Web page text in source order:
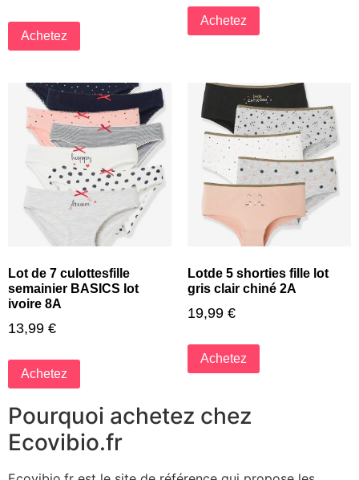
Achetez
Achetez
Lot de 7 culottesfille
semainier BASICS lot
ivoire 8A
13,99 €
Achetez
Lotde 5 shorties fille lot
gris clair chiné 2A
19,99 €
Achetez
Pourquoi achetez chez
Ecovibio.fr